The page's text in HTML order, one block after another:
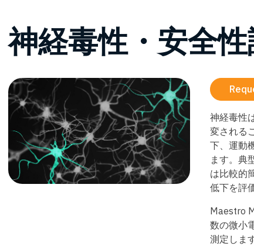
神経毒性・安全
神経毒性
変される
下、運動
ます。典
は比較的
低下を評
Maestro
数の微小
測定しま